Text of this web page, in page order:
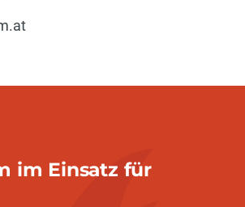
im Einsatz für